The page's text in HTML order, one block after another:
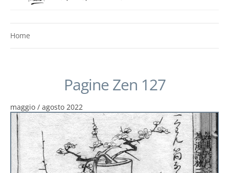
Home
Pagine Zen 127
maggio / agosto 2022